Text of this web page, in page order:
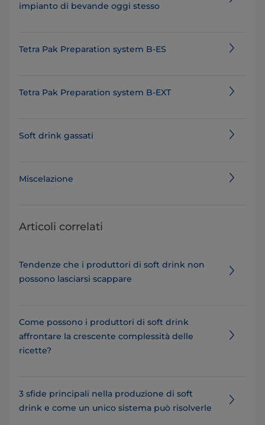
impianto di bevande oggi stesso
Tetra Pak Preparation system B-ES
Tetra Pak Preparation system B-EXT
Soft drink gassati
Miscelazione
Articoli correlati
Tendenze che i produttori di soft drink non
possono lasciarsi scappare
Come possono i produttori di soft drink
affrontare la crescente complessità delle
ricette?
3 sfide principali nella produzione di soft
drink e come un unico sistema può risolverle